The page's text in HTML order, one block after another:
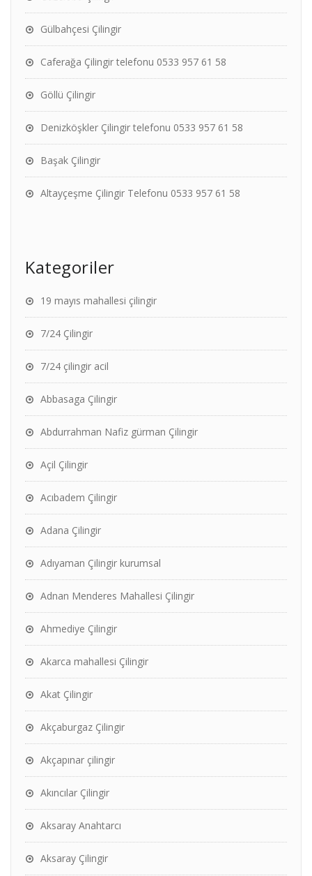
Gülbahçesi Çilingir
Caferağa Çilingir telefonu 0533 957 61 58
Göllü Çilingir
Denizköşkler Çilingir telefonu 0533 957 61 58
Başak Çilingir
Altayçeşme Çilingir Telefonu 0533 957 61 58
Kategoriler
19 mayıs mahallesi çilingir
7/24 Çilingir
7/24 çilingir acil
Abbasaga Çilingir
Abdurrahman Nafiz gürman Çilingir
Açil Çilingir
Acıbadem Çilingir
Adana Çilingir
Adıyaman Çilingir kurumsal
Adnan Menderes Mahallesi Çilingir
Ahmediye Çilingir
Akarca mahallesi Çilingir
Akat Çilingir
Akçaburgaz Çilingir
Akçapınar çilingir
Akıncılar Çilingir
Aksaray Anahtarcı
Aksaray Çilingir